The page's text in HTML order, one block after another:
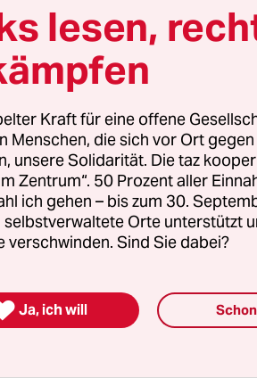
Ministerium für
in der Nacht zum Freitag mit.
in den bereits von
betroffenen
Um die beiden Betriebe
eingerichtet
Beständen würden getötet
lesen,
Kraft für eine offene
Menschen, die sich vor Ort
unsere Solidarität. Die taz
Zentrum“. 50 Prozent aller
ich gehen – bis zum 30.
selbstverwaltete Orte unterstützt
verschwinden. Sind Sie dabei?
Ja, ich will